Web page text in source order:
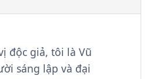
độc giả, tôi là Vũ
sáng lập và đại